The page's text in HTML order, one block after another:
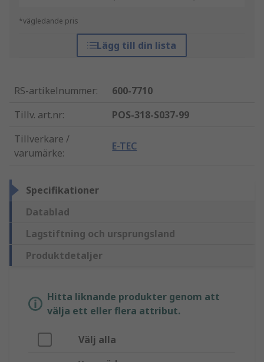
*vägledande pris
Lägg till din lista
RS-artikelnummer:
600-7710
Tillv. art.nr:
POS-318-S037-99
Tillverkare /
varumärke:
E-TEC
Specifikationer
Datablad
Lagstiftning och ursprungsland
Produktdetaljer
Hitta liknande produkter genom att
välja ett eller flera attribut.
Välj alla